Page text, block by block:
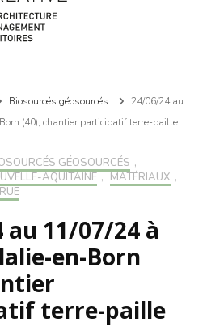
Biosourcés géosourcés
24/06/24 au
(40), chantier participatif terre-paille
GÉOSOURCÉS ,
AQUITAINE , MATÉRIAUX ,
au 11/07/24 à
en-Born
terre-paille